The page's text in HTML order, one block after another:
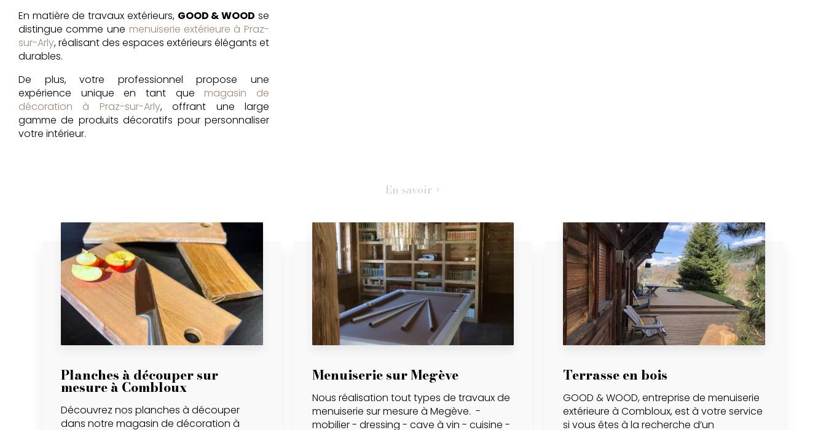
En matière de travaux extérieurs, GOOD & WOOD se
distingue comme une menuiserie extérieure à Praz-
sur-Arly, réalisant des espaces extérieurs élégants et
durables.
De plus, votre professionnel propose une
expérience unique en tant que magasin de
décoration à Praz-sur-Arly, offrant une large
gamme de produits décoratifs pour personnaliser
votre intérieur.
En savoir +
Planches à découper sur
mesure à Combloux
Découvrez nos planches à découper
dans notre magasin de décoration à
Menuiserie sur Megève
Nous réalisation tout types de travaux de
menuiserie sur mesure à Megève. -
mobilier - dressing - cave à vin - cuisine -
Terrasse en bois
GOOD & WOOD, entreprise de menuiserie
extérieure à Combloux, est à votre service
si vous êtes à la recherche d’un